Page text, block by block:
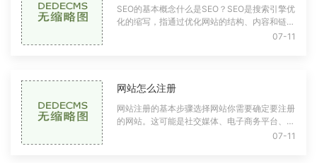
SEO的基本概念什么是SEO？SEO是搜索引擎优
化的缩写，指通过优化网站的结构、内容和链接
07-11
网站怎么注册
网站注册的基本步骤选择网站你需要确定要注册
的网站。这可能是社交媒体、电子商务平台、在
线学习网站等。可以根据你的需求和兴趣选择合
07-11